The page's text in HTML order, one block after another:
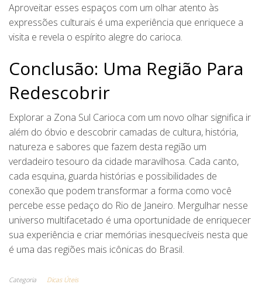
Aproveitar esses espaços com um olhar atento às
expressões culturais é uma experiência que enriquece a
visita e revela o espírito alegre do carioca.
Conclusão: Uma Região Para
Redescobrir
Explorar a Zona Sul Carioca com um novo olhar significa ir
além do óbvio e descobrir camadas de cultura, história,
natureza e sabores que fazem desta região um
verdadeiro tesouro da cidade maravilhosa. Cada canto,
cada esquina, guarda histórias e possibilidades de
conexão que podem transformar a forma como você
percebe esse pedaço do Rio de Janeiro. Mergulhar nesse
universo multifacetado é uma oportunidade de enriquecer
sua experiência e criar memórias inesquecíveis nesta que
é uma das regiões mais icônicas do Brasil.
Categoria Dicas Úteis